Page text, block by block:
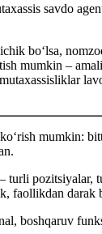
savdo
boʻlsa,
mumkin –
mumkin:
turli pozitsiyalar,
faollikdan darak
boshqaruv